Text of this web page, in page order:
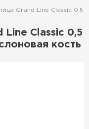
Grand Line Classic 0,5
Line Classic 0,5
кость
Контакты